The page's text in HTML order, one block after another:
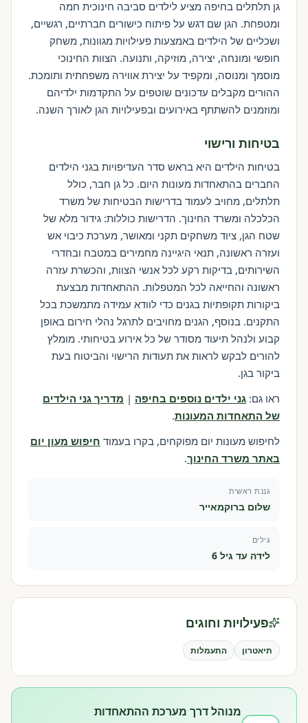
גן תלתלים בחיפה מציע לילדים סביבה חינוכית חמה
ומטפחת. הגן שם דגש על פיתוח כישורים חברתיים, רגשיים,
ושכליים של הילדים באמצעות פעילויות מגוונות, משחק
חופשי ומונחה, יצירה, מוזיקה, ותנועה. הצוות החינוכי
מוסמך ומנוסה, ומקפיד על יצירת אווירה משפחתית ותומכת.
ההורים מקבלים עדכונים שוטפים על התקדמות ילדיהם
ומוזמנים להשתתף באירועים ובפעילויות הגן לאורך השנה.
בטיחות ורישוי
בטיחות הילדים היא בראש סדר העדיפויות בגני הילדים
החברים בהתאחדות מעונות היום. כל גן חבר, כולל
תלתלים, מחויב לעמוד בדרישות הבטיחות של משרד
הכלכלה ומשרד החינוך. הדרישות כוללות: גידור מלא של
שטח הגן, ציוד משחקים תקני ומאושר, מערכת כיבוי אש
ועזרה ראשונה, תנאי היגיינה מחמירים במטבח ובחדרי
השירותים, בדיקות רקע לכל אנשי הצוות, והכשרת עזרה
ראשונה והחייאה לכל המטפלות. ההתאחדות מבצעת
ביקורות תקופתיות בגנים כדי לוודא עמידה מתמשכת בכל
התקנים. בנוסף, הגנים מחויבים לתרגל נהלי חירום באופן
קבוע ולנהל תיעוד מסודר של כל אירוע בטיחותי. מומלץ
להורים לבקש לראות את תעודות הרישוי והביטוח בעת
ביקור בגן.
ראו גם: גני ילדים נוספים בחיפה | מדריך גני הילדים
של התאחדות המעונות.
לחיפוש מעונות יום מפוקחים, בקרו בעמוד חיפוש מעון יום
באתר משרד החינוך.
גננת ראשית
שלום ברוקמאייר
גילים
לידה עד גיל 6
פעילויות וחוגים
תיאטרון התעמלות
מנוהל דרך מערכת ההתאחדות